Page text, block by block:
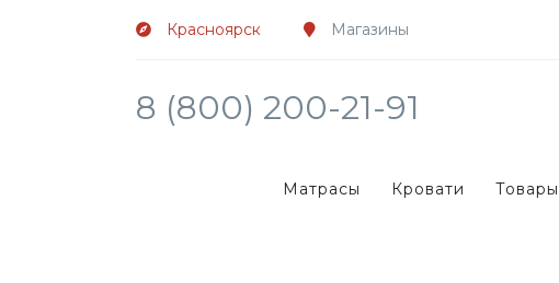
Красноярск Магазины
8 (800) 200-21-91
Матрасы Кровати